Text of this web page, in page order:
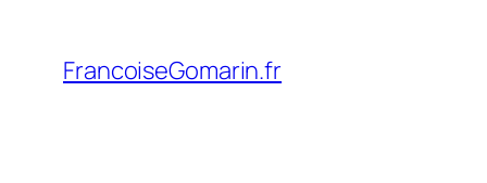
contenu
FrancoiseGomarin.fr